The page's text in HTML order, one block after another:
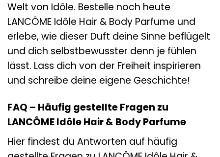
Welt von Idôle. Bestelle noch heute
LANCÔME Idôle Hair & Body Parfume und
erlebe, wie dieser Duft deine Sinne beflügelt
und dich selbstbewusster denn je fühlen
lässt. Lass dich von der Freiheit inspirieren
und schreibe deine eigene Geschichte!
FAQ – Häufig gestellte Fragen zu
LANCÔME Idôle Hair & Body Parfume
Hier findest du Antworten auf häufig